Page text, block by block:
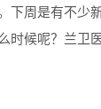
下周是有不少
时候呢？兰卫